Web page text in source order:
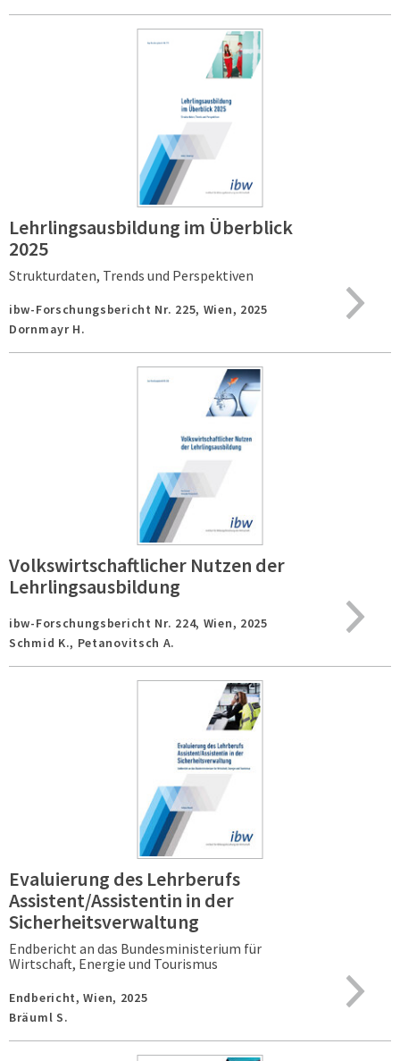
Lehrlingsausbildung im Überblick
2025
Strukturdaten, Trends und Perspektiven
ibw-Forschungsbericht Nr. 225, Wien, 2025
Dornmayr H.
Volkswirtschaftlicher Nutzen der
Lehrlingsausbildung
ibw-Forschungsbericht Nr. 224, Wien, 2025
Schmid K., Petanovitsch A.
Evaluierung des Lehrberufs
Assistent/Assistentin in der
Sicherheitsverwaltung
Endbericht an das Bundesministerium für
Wirtschaft, Energie und Tourismus
Endbericht,Wien, 2025
Bräuml S.